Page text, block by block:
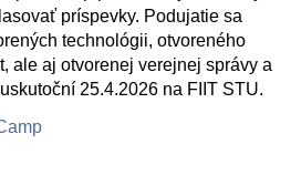
príspevky. Podujatie sa
technológii, otvoreného
ale aj otvorenej verejnej správy a
25.4.2026 na FIIT STU.